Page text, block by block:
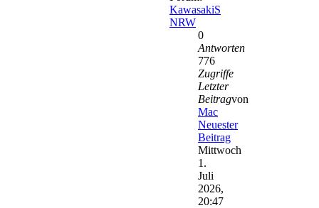
KawasakiS
NRW
0
Antworten
776
Zugriffe
Letzter
Beitragvon
Mac
Neuester
Beitrag
Mittwoch
1.
Juli
2026,
20:47